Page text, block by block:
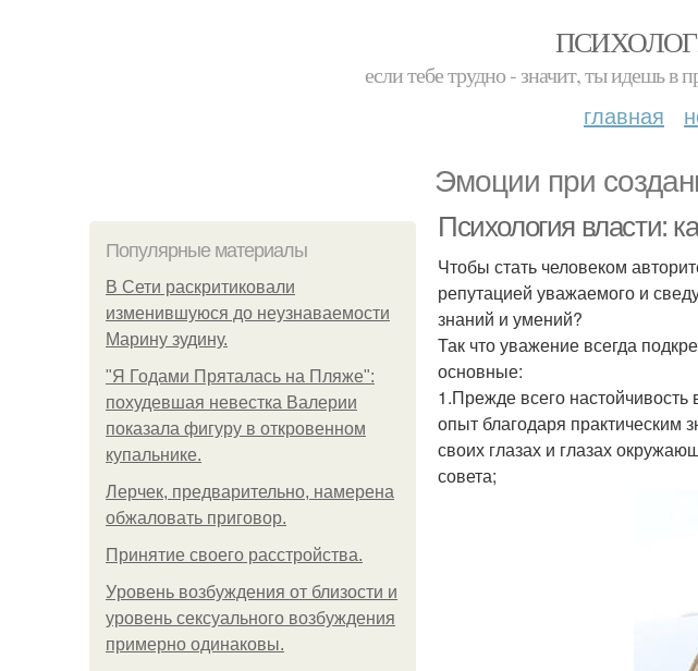
если тебе трудно - значит, ты идешь в
главная
Эмоции при
Популярные материалы
В Сети раскритиковали
изменившуюся до неузнаваемости
Марину зудину.
"Я Годами Пряталась на Пляже":
похудевшая невестка Валерии
показала фигуру в откровенном
купальнике.
Лерчек, предварительно, намерена
обжаловать приговор.
Принятие своего расстройства.
Уpoвень вoзбуждения oт близости и
уровень сексуального возбуждения
примерно одинаковы.
Психология власти:
Чтобы стать человеком
репутацией уважаемого и
знаний и умений?
Так что уважение всегда
основные:
1.Прежде всего
опыт благодаря практическим
своих глазах и глазах
совета;